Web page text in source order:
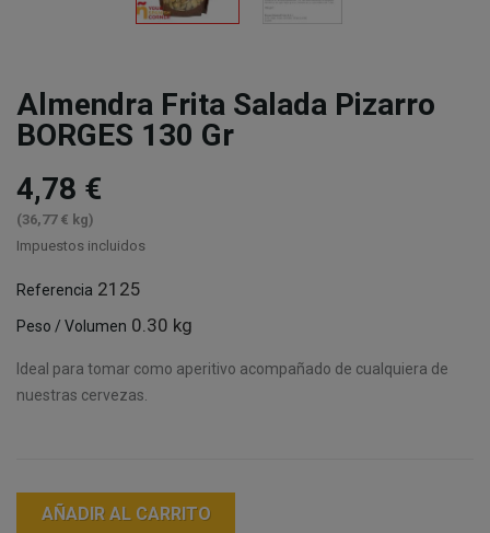
Almendra Frita Salada Pizarro
BORGES 130 Gr
4,78 €
(36,77 € kg)
Impuestos incluidos
Referencia 2125
Peso / Volumen 0.30 kg
Ideal para tomar como aperitivo acompañado de cualquiera de
nuestras cervezas.
AÑADIR AL CARRITO